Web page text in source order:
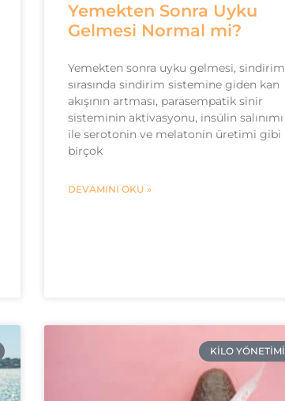
Yemekten Sonra Uyku
Gelmesi Normal mi?
Yemekten sonra uyku gelmesi, sindirim
sırasında sindirim sistemine giden kan
akışının artması, parasempatik sinir
sisteminin aktivasyonu, insülin salınımı
ile serotonin ve melatonin üretimi gibi
birçok
DEVAMINI OKU »
KILO YÖNETIMI